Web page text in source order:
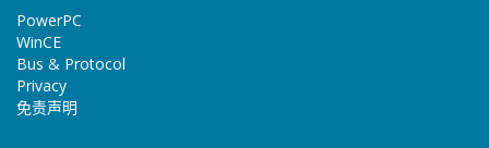
PowerPC
WinCE
Bus & Protocol
Privacy
免责声明